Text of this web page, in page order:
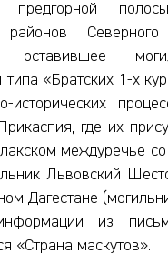
предгорной
районов
оставившее
типа «Братских 1-х
исторических
где их
междуречье
Львовский
Дагестане
из
«Страна маскутов».